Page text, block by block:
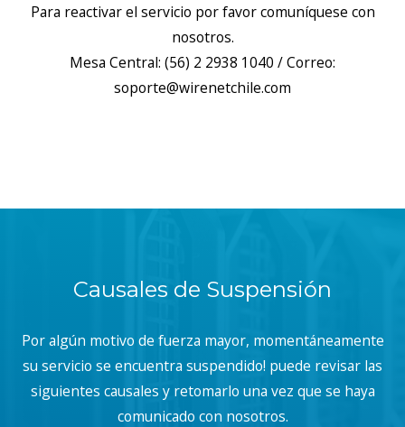
Para reactivar el servicio por favor comuníquese con
nosotros.
Mesa Central: (56) 2 2938 1040 / Correo:
soporte@wirenetchile.com
Causales de Suspensión
Por algún motivo de fuerza mayor, momentáneamente
su servicio se encuentra suspendido! puede revisar las
siguientes causales y retomarlo una vez que se haya
comunicado con nosotros.